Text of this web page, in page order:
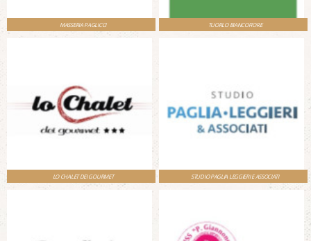
MASSERIA PAGLICCI TUORLO BIANCOFIORE
LO CHALET DEI GOURMET STUDIO PAGLIA LEGGIERI E ASSOCIATI